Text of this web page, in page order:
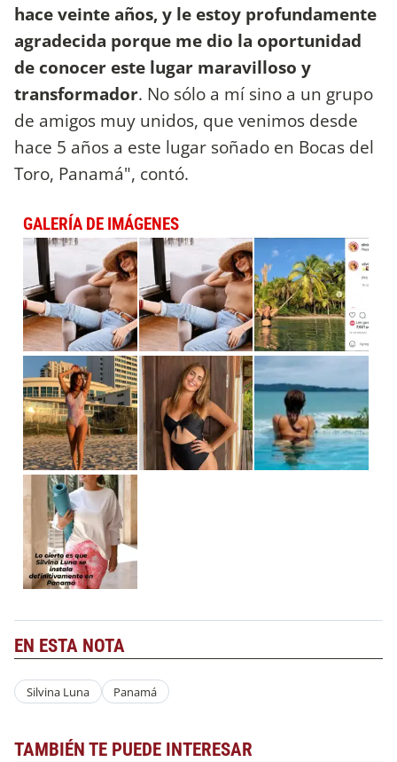
hace veinte años, y le estoy profundamente
agradecida porque me dio la oportunidad
de conocer este lugar maravilloso y
transformador. No sólo a mí sino a un grupo
de amigos muy unidos, que venimos desde
hace 5 años a este lugar soñado en Bocas del
Toro, Panamá", contó.
GALERÍA DE IMÁGENES
EN ESTA NOTA
Silvina Luna Panamá
TAMBIÉN TE PUEDE INTERESAR